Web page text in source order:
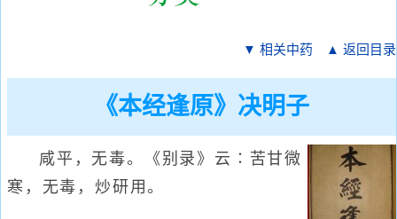
▼ 相关中药 ▲ 返回目录
《本经逢原》决明子
咸平，无毒。《别录》云∶苦甘微
寒，无毒，炒研用。